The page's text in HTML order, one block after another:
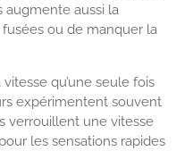
augmente aussi la
ou de manquer la
qu’une seule fois
expérimentent souvent
verrouillent une vitesse
les sensations rapides